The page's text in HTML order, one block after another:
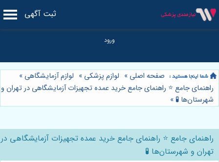
ثبت آگهی
صفحه اصلی » لوازم پزشکی » لوازم آزمایشگاهی »
راهنمای جامع ⭐️ راهنمای جامع خرید عمده تجهیزات آزمایشگاهی در تهران و
شهرستان‌ها 🧪 »
راهنمای جامع ⭐️ راهنمای جامع خرید عمده تجهیزات آزمایشگاهی در
تهران و شهرستان‌ها 🧪